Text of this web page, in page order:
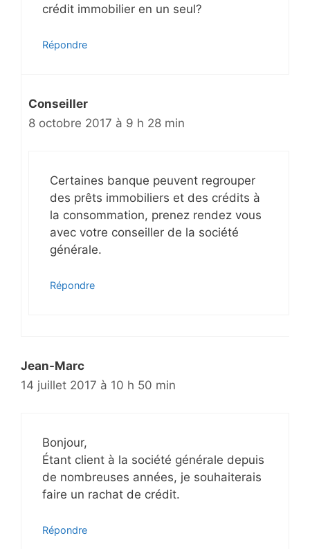
crédit immobilier en un seul?
Répondre
Conseiller
8 octobre 2017 à 9 h 28 min
Certaines banque peuvent regrouper
des prêts immobiliers et des crédits à
la consommation, prenez rendez vous
avec votre conseiller de la société
générale.
Répondre
Jean-Marc
14 juillet 2017 à 10 h 50 min
Bonjour,
Étant client à la société générale depuis
de nombreuses années, je souhaiterais
faire un rachat de crédit.
Répondre